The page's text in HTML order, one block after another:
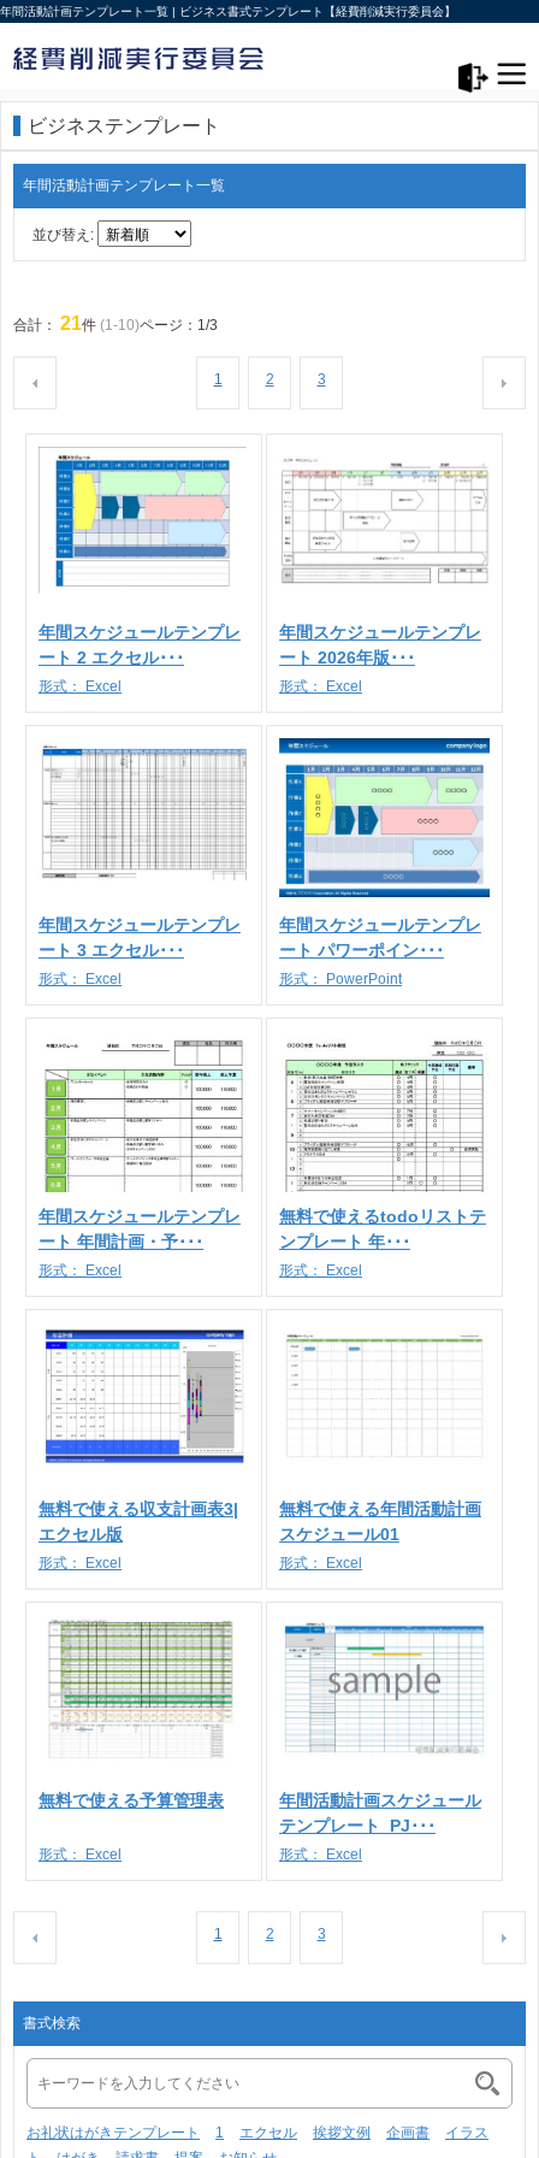
年間活動計画テンプレート一覧 | ビジネス書式テンプレート【経費削減実行委員会】
ビジネステンプレート
年間活動計画テンプレート一覧
並び替え:
合計： 21件 (1-10)ページ：1/3
1 2 3
年間スケジュールテンプレ
ート 2 エクセル･･･
形式： Excel
年間スケジュールテンプレ
ート 2026年版･･･
形式： Excel
年間スケジュールテンプレ
ート 3 エクセル･･･
形式： Excel
年間スケジュールテンプレ
ート パワーポイン･･･
形式： PowerPoint
年間スケジュールテンプレ
ート 年間計画・予･･･
形式： Excel
無料で使えるtodoリストテ
ンプレート 年･･･
形式： Excel
無料で使える収支計画表3|
エクセル版
形式： Excel
無料で使える年間活動計画
スケジュール01
形式： Excel
無料で使える予算管理表
形式： Excel
年間活動計画スケジュール
テンプレート_PJ･･･
形式： Excel
1 2 3
書式検索
お礼状はがきテンプレート 1 エクセル 挨拶文例 企画書
イラス